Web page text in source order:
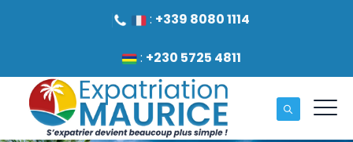
: +339 8080 1114
: +230 5725 4811